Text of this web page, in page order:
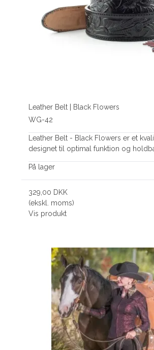
Leather Belt | Black Flowers
WG-42
Leather Belt - Black Flowers er et
designet til optimal funktion og
På lager
329,00 DKK
(ekskl. moms)
Vis produkt